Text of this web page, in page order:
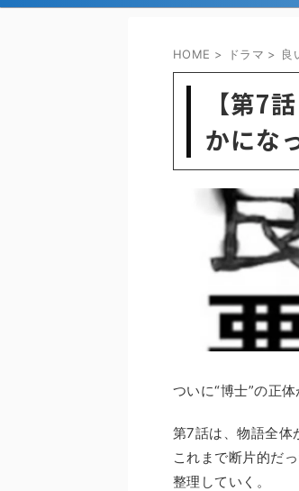
HOME > ドラマ > 良
【第7
かにな
ついに“博士”の正
第7話は、物語全体
これまで断片的だ
整理していく。